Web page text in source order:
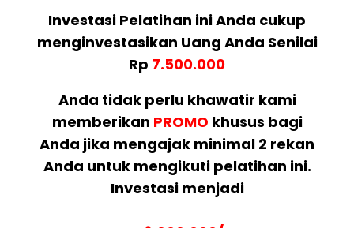
Investasi Pelatihan ini Anda cukup
menginvestasikan Uang Anda Senilai
Rp 7.500.000
Anda tidak perlu khawatir kami
memberikan PROMO khusus bagi
Anda jika mengajak minimal 2 rekan
Anda untuk mengikuti pelatihan ini.
Investasi menjadi